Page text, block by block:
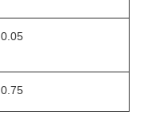
0.05
0.75